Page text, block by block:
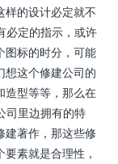
样的设计必定就不
必定的指示，或许
图标的时分，可能
想这个修建公司的
造型等等，那么在
司里边拥有的特
建著作，那这些修
素就是合理性，